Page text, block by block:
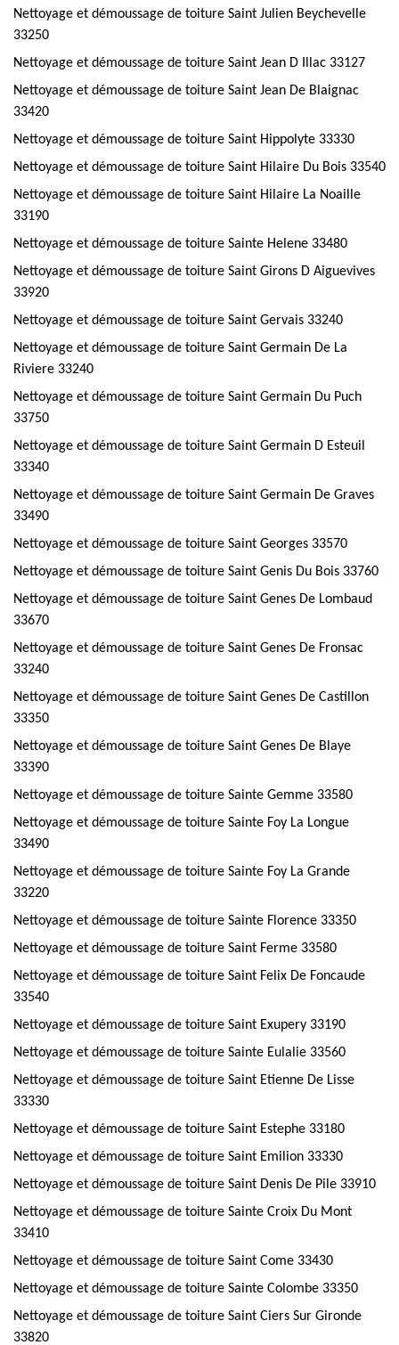
Nettoyage et démoussage de toiture Saint Julien Beychevelle
33250
Nettoyage et démoussage de toiture Saint Jean D Illac 33127
Nettoyage et démoussage de toiture Saint Jean De Blaignac
33420
Nettoyage et démoussage de toiture Saint Hippolyte 33330
Nettoyage et démoussage de toiture Saint Hilaire Du Bois 33540
Nettoyage et démoussage de toiture Saint Hilaire La Noaille
33190
Nettoyage et démoussage de toiture Sainte Helene 33480
Nettoyage et démoussage de toiture Saint Girons D Aiguevives
33920
Nettoyage et démoussage de toiture Saint Gervais 33240
Nettoyage et démoussage de toiture Saint Germain De La
Riviere 33240
Nettoyage et démoussage de toiture Saint Germain Du Puch
33750
Nettoyage et démoussage de toiture Saint Germain D Esteuil
33340
Nettoyage et démoussage de toiture Saint Germain De Graves
33490
Nettoyage et démoussage de toiture Saint Georges 33570
Nettoyage et démoussage de toiture Saint Genis Du Bois 33760
Nettoyage et démoussage de toiture Saint Genes De Lombaud
33670
Nettoyage et démoussage de toiture Saint Genes De Fronsac
33240
Nettoyage et démoussage de toiture Saint Genes De Castillon
33350
Nettoyage et démoussage de toiture Saint Genes De Blaye
33390
Nettoyage et démoussage de toiture Sainte Gemme 33580
Nettoyage et démoussage de toiture Sainte Foy La Longue
33490
Nettoyage et démoussage de toiture Sainte Foy La Grande
33220
Nettoyage et démoussage de toiture Sainte Florence 33350
Nettoyage et démoussage de toiture Saint Ferme 33580
Nettoyage et démoussage de toiture Saint Felix De Foncaude
33540
Nettoyage et démoussage de toiture Saint Exupery 33190
Nettoyage et démoussage de toiture Sainte Eulalie 33560
Nettoyage et démoussage de toiture Saint Etienne De Lisse
33330
Nettoyage et démoussage de toiture Saint Estephe 33180
Nettoyage et démoussage de toiture Saint Emilion 33330
Nettoyage et démoussage de toiture Saint Denis De Pile 33910
Nettoyage et démoussage de toiture Sainte Croix Du Mont
33410
Nettoyage et démoussage de toiture Saint Come 33430
Nettoyage et démoussage de toiture Sainte Colombe 33350
Nettoyage et démoussage de toiture Saint Ciers Sur Gironde
33820